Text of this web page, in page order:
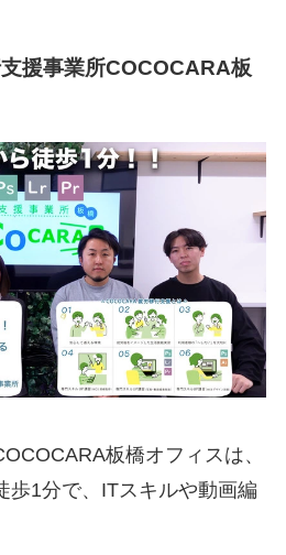
支援事業所COCOCARA板
板橋オフィスは、
歩1分で、ITスキルや動画編